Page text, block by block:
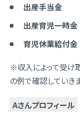
出産手当金
出産育児一時金
育児休業給付金
※収入によって受け
の例で確認していき
Aさんプロフィール